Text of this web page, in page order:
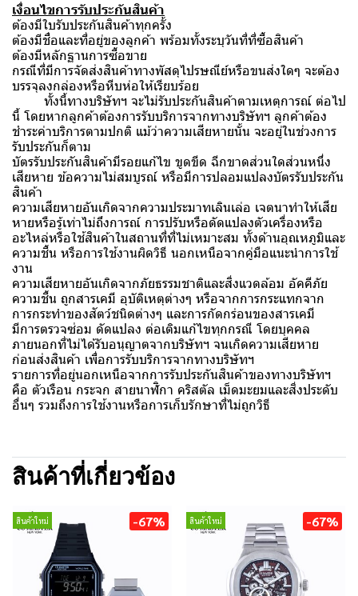
เงื่อนไขการรับประกันสินค้า
ต้องมีใบรับประกันสินค้าทุกครั้ง
ต้องมีชื่อและที่อยู่ของลูกค้า พร้อมทั้งระบุวันที่ที่ซื้อสินค้า
ต้องมีหลักฐานการซื้อขาย
กรณีที่มีการจัดส่งสินค้าทางพัสดุไปรษณีย์หรือขนส่งใดๆ จะต้อง
บรรจุลงกล่องหรือหีบห่อให้เรียบร้อย
ทั้งนี้ทางบริษัทฯ จะไม่รับประกันสินค้าตามเหตุการณ์ ต่อไป
นี้ โดยหากลูกค้าต้องการรับบริการจากทางบริษัทฯ ลูกค้าต้อง
ชำระค่าบริการตามปกติ แม้ว่าความเสียหายนั้น จะอยู่ในช่วงการ
รับประกันก็ตาม
บัตรรับประกันสินค้ามีรอยแก้ไข ขูดขีด ฉีกขาดส่วนใดส่วนหนึ่ง
เสียหาย ข้อความไม่สมบูรณ์ หรือมีการปลอมแปลงบัตรรับประกัน
สินค้า
ความเสียหายอันเกิดจากความประมาทเลินเล่อ เจตนาทำให้เสีย
หายหรือรู้เท่าไม่ถึงการณ์ การปรับหรือดัดแปลงตัวเครื่องหรือ
อะไหล่หรือใช้สินค้าในสถานที่ที่ไม่เหมาะสม ทั้งด้านอุณหภูมิและ
ความชื้น หรือการใช้งานผิดวิธี นอกเหนือจากคู่มือแนะนำการใช้
งาน
ความเสียหายอันเกิดจากภัยธรรมชาติและสิ่งแวดล้อม อัคคีภัย
ความชื้น ถูกสารเคมี อุบัติเหตุต่างๆ หรือจากการกระแทกจาก
การกระทำของสัตว์ชนิดต่างๆ และการกัดกร่อนของสารเคมี
มีการตรวจซ่อม ดัดแปลง ต่อเติมแก้ไขทุกกรณี โดยบุคคล
ภายนอกที่ไม่ได้รับอนุญาตจากบริษัทฯ จนเกิดความเสียหาย
ก่อนส่งสินค้า เพื่อการรับบริการจากทางบริษัทฯ
รายการที่อยู่นอกเหนือจากการรับประกันสินค้าของทางบริษัทฯ
คือ ตัวเรือน กระจก สายนาฬิกา คริสตัล เม็ดมะยมและสิ่งประดับ
อื่นๆ รวมถึงการใช้งานหรือการเก็บรักษาที่ไม่ถูกวิธี
สินค้าที่เกี่ยวข้อง
สินค้าใหม่ -67% สินค้าใหม่ -67%